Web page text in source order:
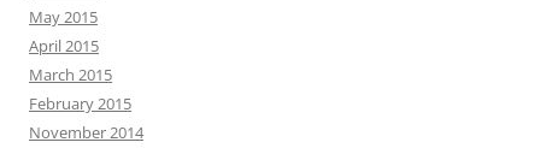
May 2015
April 2015
March 2015
February 2015
November 2014